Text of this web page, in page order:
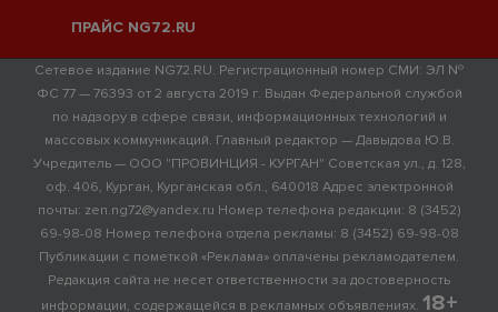
ПРАЙС NG72.RU
Сетевое издание NG72.RU. Регистрационный номер СМИ: ЭЛ №
ФС 77 — 76393 от 2 августа 2019 г. Выдан Федеральной службой
по надзору в сфере связи, информационных технологий и
массовых коммуникаций. Главный редактор — Давыдова Ю.В.
Учредитель — ООО "ПРОВИНЦИЯ - КУРГАН" Советская ул., д. 128,
оф. 406, Курган, Курганская обл., 640018 Адрес электронной
почты: zen.ng72@yandex.ru Номер телефона редакции: 8 (3452)
69-98-08 Номер телефона отдела рекламы: 8 (3452) 69-98-08
Публикации с пометкой «Реклама» оплачены рекламодателем.
Редакция сайта не несет ответственности за достоверность
информации, содержащейся в рекламных объявлениях. 18+